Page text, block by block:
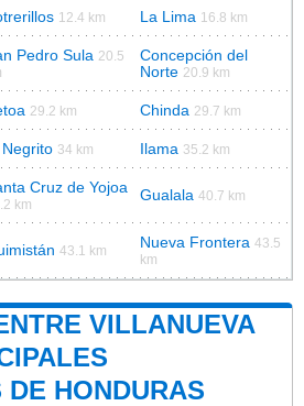
12.4 km La Lima 16.8 km
Pedro Sula 20.5
Concepción del
Norte 20.9 km
29.2 km Chinda 29.7 km
Negrito 34 km Ilama 35.2 km
Cruz de Yojoa
km
Gualala 40.7 km
43.1 km Nueva Frontera 43.5
km
VILLANUEVA
DE HONDURAS